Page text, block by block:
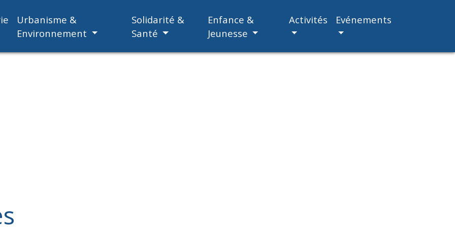
Urbanisme &
Environnement
Solidarité &
Santé
Enfance &
Jeunesse
Activités Evénements